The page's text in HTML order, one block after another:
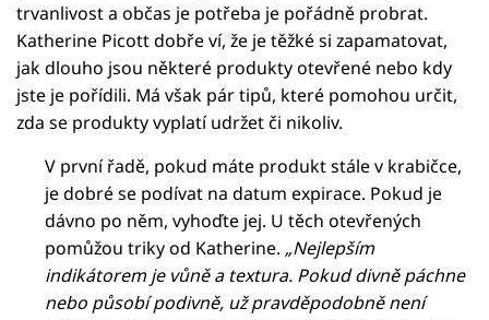
trvanlivost a občas je potřeba je pořádně probrat.
Katherine Picott dobře ví, že je těžké si zapamatovat,
jak dlouho jsou některé produkty otevřené nebo kdy
jste je pořídili. Má však pár tipů, které pomohou určit,
zda se produkty vyplatí udržet či nikoliv.
V první řadě, pokud máte produkt stále v krabičce,
je dobré se podívat na datum expirace. Pokud je
dávno po něm, vyhoďte jej. U těch otevřených
pomůžou triky od Katherine. „Nejlepším
indikátorem je vůně a textura. Pokud divně páchne
nebo působí podivně, už pravděpodobně není